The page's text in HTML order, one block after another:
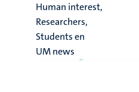
Human interest,
Researchers,
Students en
UM news